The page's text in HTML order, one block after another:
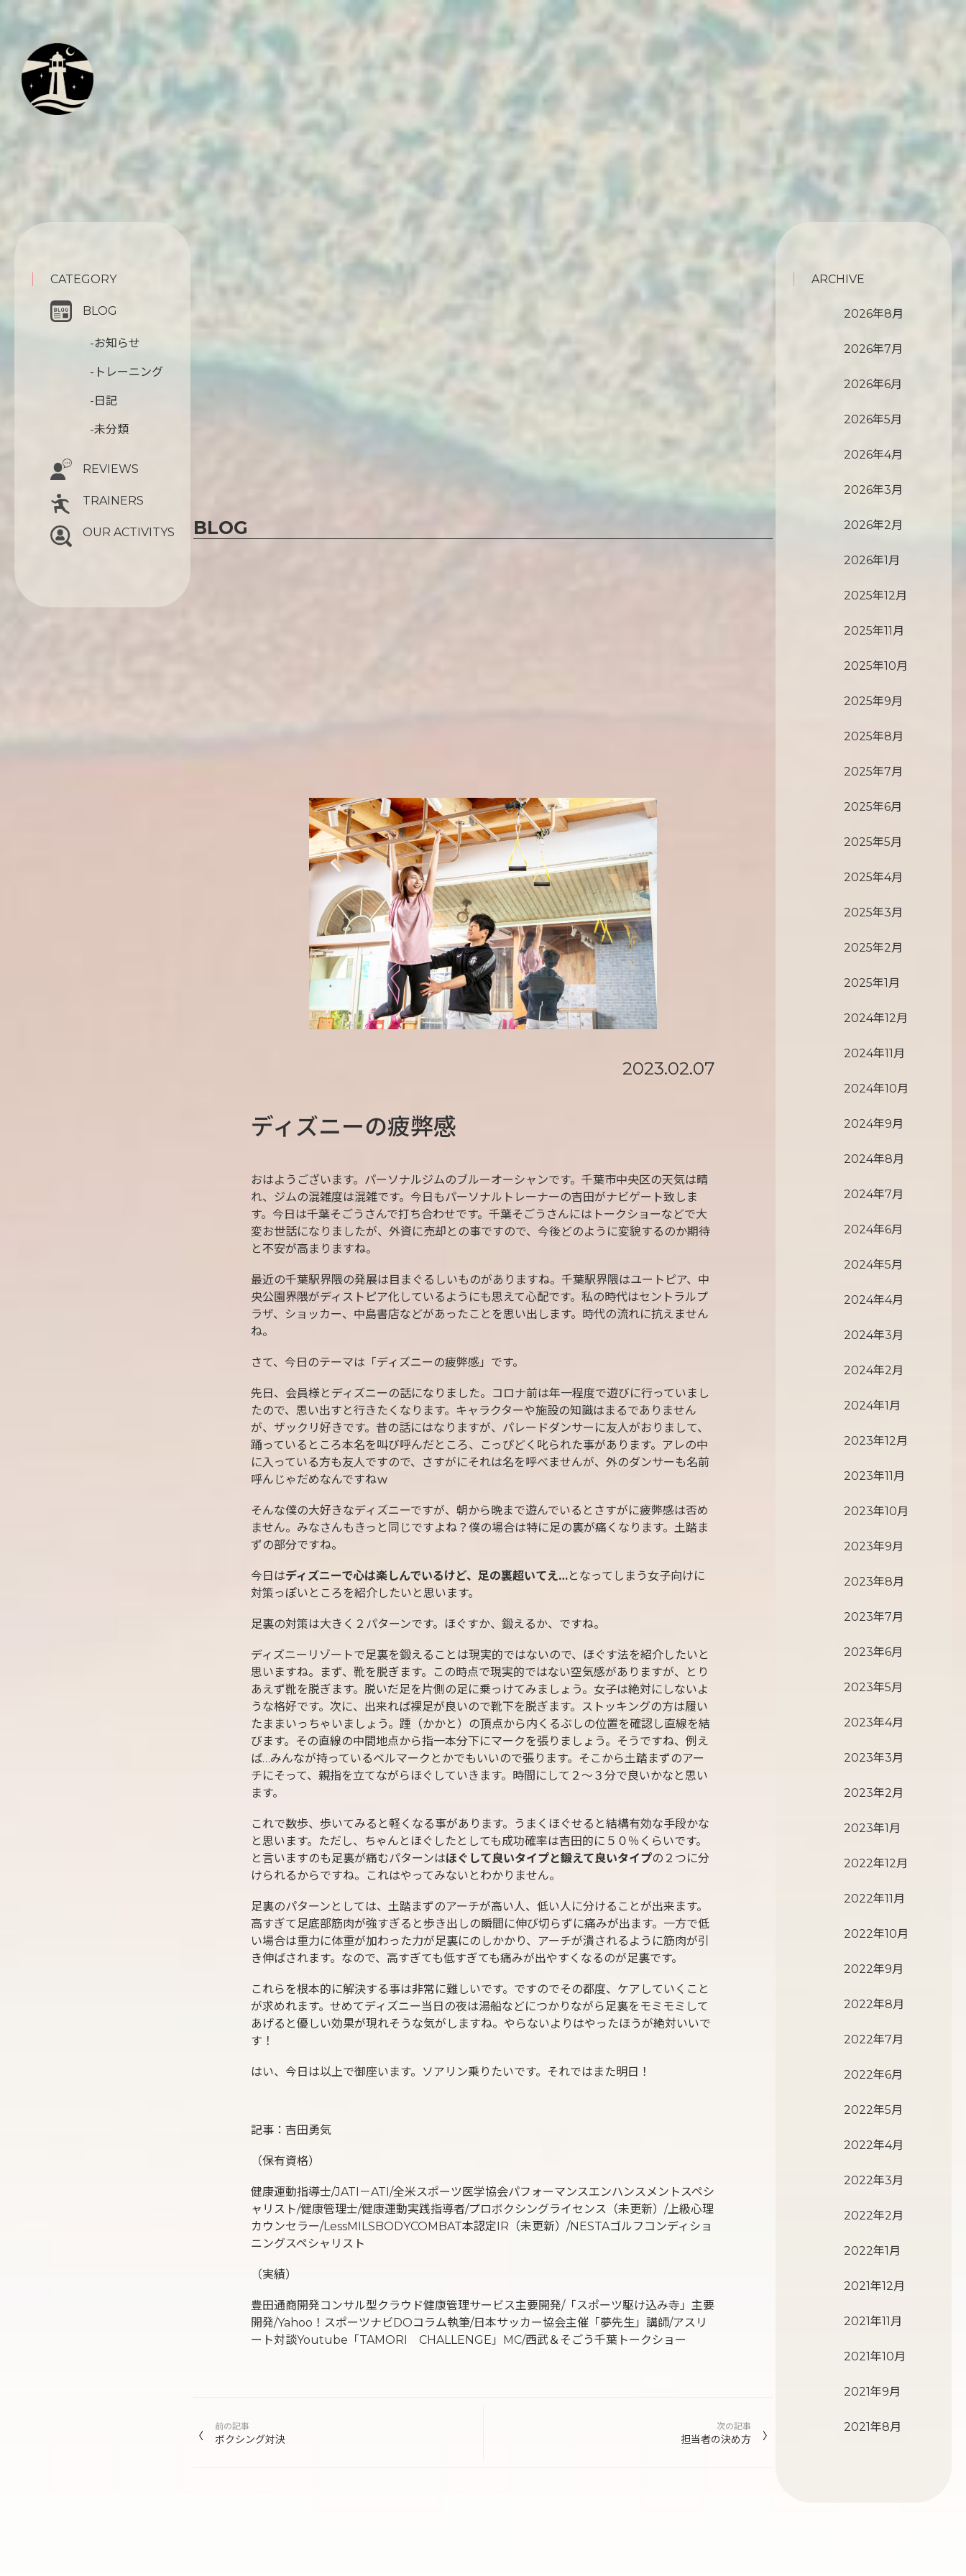
BLOG
2023.02.07
ディズニーの疲弊感
おはようございます。パーソナルジムのブルーオーシャンです。千葉市中央区の天気は晴
れ、ジムの混雑度は混雑です。今日もパーソナルトレーナーの吉田がナビゲート致しま
す。今日は千葉そごうさんで打ち合わせです。千葉そごうさんにはトークショーなどで大
変お世話になりましたが、外資に売却との事ですので、今後どのように変貌するのか期待
と不安が高まりますね。
最近の千葉駅界隈の発展は目まぐるしいものがありますね。千葉駅界隈はユートピア、中
央公園界隈がディストピア化しているようにも思えて心配です。私の時代はセントラルプ
ラザ、ショッカー、中島書店などがあったことを思い出します。時代の流れに抗えません
ね。
さて、今日のテーマは「ディズニーの疲弊感」です。
先日、会員様とディズニーの話になりました。コロナ前は年一程度で遊びに行っていまし
たので、思い出すと行きたくなります。キャラクターや施設の知識はまるでありません
が、ザックリ好きです。昔の話にはなりますが、パレードダンサーに友人がおりまして、
踊っているところ本名を叫び呼んだところ、こっぴどく叱られた事があります。アレの中
に入っている方も友人ですので、さすがにそれは名を呼べませんが、外のダンサーも名前
呼んじゃだめなんですねｗ
そんな僕の大好きなディズニーですが、朝から晩まで遊んでいるとさすがに疲弊感は否め
ません。みなさんもきっと同じですよね？僕の場合は特に足の裏が痛くなります。土踏ま
ずの部分ですね。
今日はディズニーで心は楽しんでいるけど、足の裏超いてえ…となってしまう女子向けに
対策っぽいところを紹介したいと思います。
足裏の対策は大きく２パターンです。ほぐすか、鍛えるか、ですね。
ディズニーリゾートで足裏を鍛えることは現実的ではないので、ほぐす法を紹介したいと
思いますね。まず、靴を脱ぎます。この時点で現実的ではない空気感がありますが、とり
あえず靴を脱ぎます。脱いだ足を片側の足に乗っけてみましょう。女子は絶対にしないよ
うな格好です。次に、出来れば裸足が良いので靴下を脱ぎます。ストッキングの方は履い
たままいっちゃいましょう。踵（かかと）の頂点から内くるぶしの位置を確認し直線を結
びます。その直線の中間地点から指一本分下にマークを張りましょう。そうですね、例え
ば…みんなが持っているベルマークとかでもいいので張ります。そこから土踏まずのアー
チにそって、親指を立てながらほぐしていきます。時間にして２〜３分で良いかなと思い
ます。
これで数歩、歩いてみると軽くなる事があります。うまくほぐせると結構有効な手段かな
と思います。ただし、ちゃんとほぐしたとしても成功確率は吉田的に５０％くらいです。
と言いますのも足裏が痛むパターンはほぐして良いタイプと鍛えて良いタイプの２つに分
けられるからですね。これはやってみないとわかりません。
足裏のパターンとしては、土踏まずのアーチが高い人、低い人に分けることが出来ます。
高すぎて足底部筋肉が強すぎると歩き出しの瞬間に伸び切らずに痛みが出ます。一方で低
い場合は重力に体重が加わった力が足裏にのしかかり、アーチが潰されるように筋肉が引
き伸ばされます。なので、高すぎても低すぎても痛みが出やすくなるのが足裏です。
これらを根本的に解決する事は非常に難しいです。ですのでその都度、ケアしていくこと
が求めれます。せめてディズニー当日の夜は湯船などにつかりながら足裏をモミモミして
あげると優しい効果が現れそうな気がしますね。やらないよりはやったほうが絶対いいで
す！
はい、今日は以上で御座います。ソアリン乗りたいです。それではまた明日！
記事：吉田勇気
（保有資格）
健康運動指導士/JATI－ATI/全米スポーツ医学協会パフォーマンスエンハンスメントスペシ
ャリスト/健康管理士/健康運動実践指導者/プロボクシングライセンス（未更新）/上級心理
カウンセラー/LessMILSBODYCOMBAT本認定IR（未更新）/NESTAゴルフコンディショ
ニングスペシャリスト
（実績）
豊田通商開発コンサル型クラウド健康管理サービス主要開発/「スポーツ駆け込み寺」主要
開発/Yahoo！スポーツナビDOコラム執筆/日本サッカー協会主催「夢先生」講師/アスリ
ート対談Youtube「TAMORI CHALLENGE」MC/西武＆そごう千葉トークショー
稿
前の記事
ボクシング対決
次の記事
担当者の決め方
CATEGORY
BLOG
-お知らせ
-トレーニング
-日記
-未分類
REVIEWS
TRAINERS
OUR ACTIVITYS
ARCHIVE
2026年8月
2026年7月
2026年6月
2026年5月
2026年4月
2026年3月
2026年2月
2026年1月
2025年12月
2025年11月
2025年10月
2025年9月
2025年8月
2025年7月
2025年6月
2025年5月
2025年4月
2025年3月
2025年2月
2025年1月
2024年12月
2024年11月
2024年10月
2024年9月
2024年8月
2024年7月
2024年6月
2024年5月
2024年4月
2024年3月
2024年2月
2024年1月
2023年12月
2023年11月
2023年10月
2023年9月
2023年8月
2023年7月
2023年6月
2023年5月
2023年4月
2023年3月
2023年2月
2023年1月
2022年12月
2022年11月
2022年10月
2022年9月
2022年8月
2022年7月
2022年6月
2022年5月
2022年4月
2022年3月
2022年2月
2022年1月
2021年12月
2021年11月
2021年10月
2021年9月
2021年8月